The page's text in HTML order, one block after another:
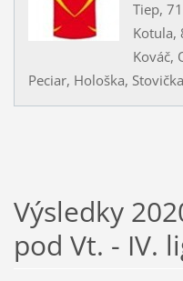
Tiep,
Kotula,
Kováč,
Peciar, Hološka,
Výsledky
pod Vt. - IV.